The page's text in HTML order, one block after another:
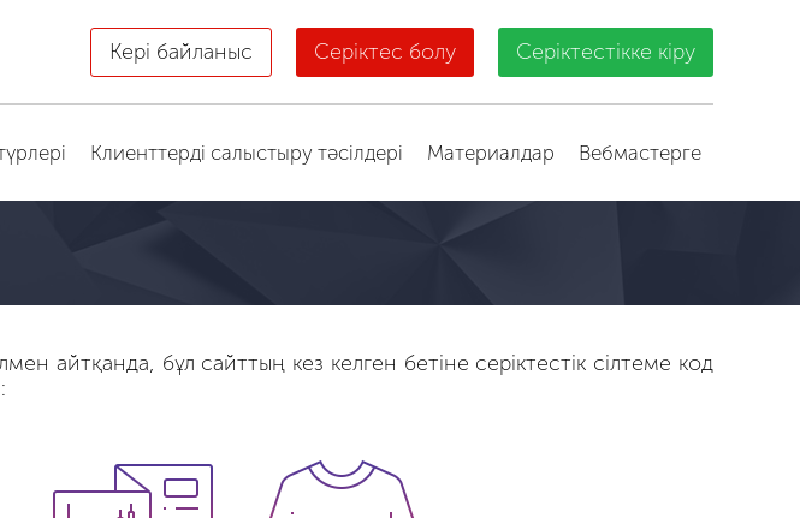
Кері байланыс Серіктес болу Серіктестікке кіру
Клиенттерді салыстыру тәсілдері Материалдар Вебмастерге
айтқанда, бұл сайттың кез келген бетіне серіктестік сілтеме код